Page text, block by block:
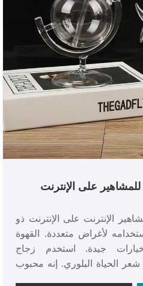
على الإنترنت
الإنترنت على الإنترنت ذو
لأغراض متعددة. القهوة
جيدة. استخدم زجاج
الحياة البلوري. إنه محبوب